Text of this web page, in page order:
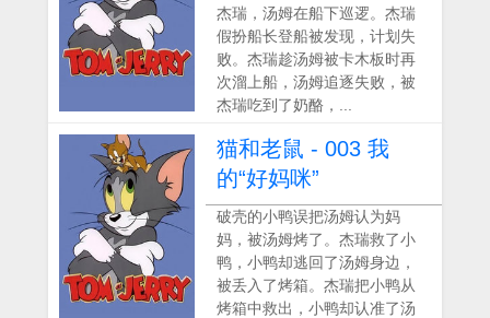
杰瑞，汤姆在船下巡逻。杰瑞
假扮船长登船被发现，计划失
败。杰瑞趁汤姆被卡木板时再
次溜上船，汤姆追逐失败，被
杰瑞吃到了奶酪，...
猫和老鼠 - 003 我
的“好妈咪”
破壳的小鸭误把汤姆认为妈
妈，被汤姆烤了。杰瑞救了小
鸭，小鸭却逃回了汤姆身边，
被丢入了烤箱。杰瑞把小鸭从
烤箱中救出，小鸭却认准了汤